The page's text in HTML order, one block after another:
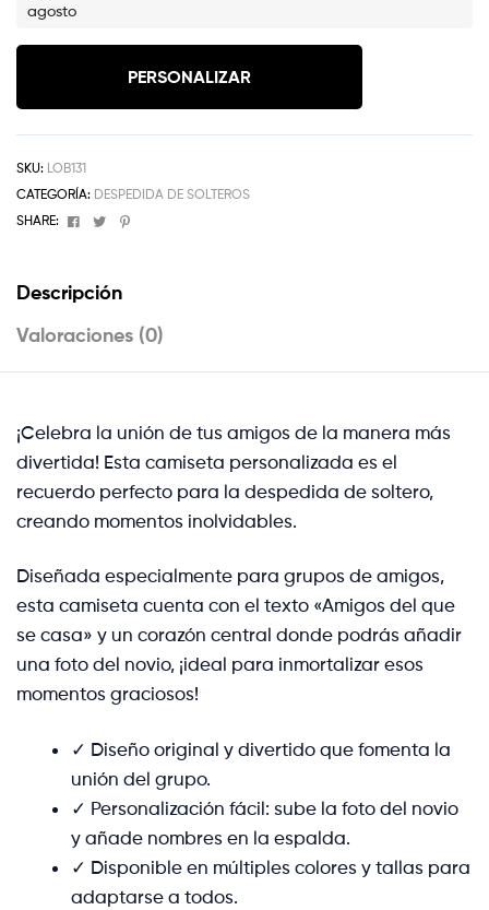
agosto
PERSONALIZAR
SKU: LOB131
CATEGORÍA: DESPEDIDA DE SOLTEROS
SHARE:
Facebook
TwitterPinterest
Descripción
Valoraciones (0)
¡Celebra la unión de tus amigos de la manera más
divertida! Esta camiseta personalizada es el
recuerdo perfecto para la despedida de soltero,
creando momentos inolvidables.
Diseñada especialmente para grupos de amigos,
esta camiseta cuenta con el texto «Amigos del que
se casa» y un corazón central donde podrás añadir
una foto del novio, ¡ideal para inmortalizar esos
momentos graciosos!
✓ Diseño original y divertido que fomenta la
unión del grupo.
✓ Personalización fácil: sube la foto del novio
y añade nombres en la espalda.
✓ Disponible en múltiples colores y tallas para
adaptarse a todos.